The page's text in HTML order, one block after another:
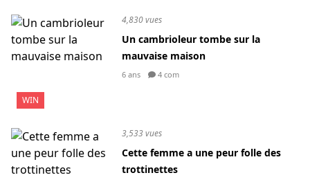
WIN
4,830 vues
Un cambrioleur tombe sur la
mauvaise maison
6 ans 4 com
3,533 vues
Cette femme a une peur folle des
trottinettes